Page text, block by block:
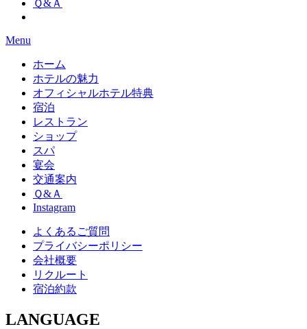
Ｑ&Ａ
Menu
ホーム
ホテルの魅力
オフィシャルホテル特典
宿泊
レストラン
ショップ
スパ
宴会
交通案内
Ｑ&Ａ
Instagram
よくあるご質問
プライバシーポリシー
会社概要
リクルート
宿泊約款
LANGUAGE